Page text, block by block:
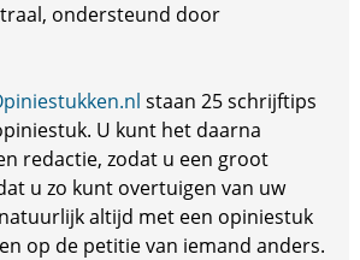
ondersteund door
staan 25 schrijftips
U kunt het daarna
redactie, zodat u een groot
u zo kunt overtuigen van uw
altijd met een opiniestuk
op de petitie van iemand anders.